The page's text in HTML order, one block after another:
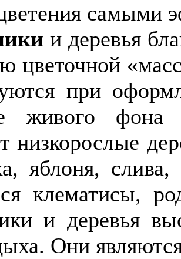
самыми
и деревья
цветочной
при
живого
низкорослые
яблоня,
клематисы,
и деревья
Они